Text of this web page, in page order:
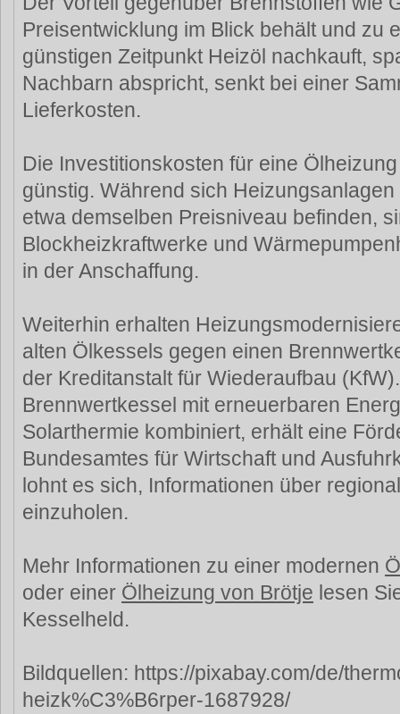
Preisentwicklung im Blick behält und zu
günstigen Zeitpunkt Heizöl nachkauft,
Nachbarn abspricht, senkt bei einer
Lieferkosten.
Die Investitionskosten für eine
günstig. Während sich
etwa demselben Preisniveau befinden,
Blockheizkraftwerke und
in der Anschaffung.
Weiterhin erhalten
alten Ölkessels gegen einen
der Kreditanstalt für Wiederaufbau
Brennwertkessel mit erneuerbaren
Solarthermie kombiniert, erhält eine
Bundesamtes für Wirtschaft und
lohnt es sich, Informationen über
einzuholen.
Mehr Informationen zu einer modernen
oder einer Ölheizung von Brötje lesen
Kesselheld.
Bildquellen: https://pixabay.com/de/
heizk%C3%B6rper-1687928/